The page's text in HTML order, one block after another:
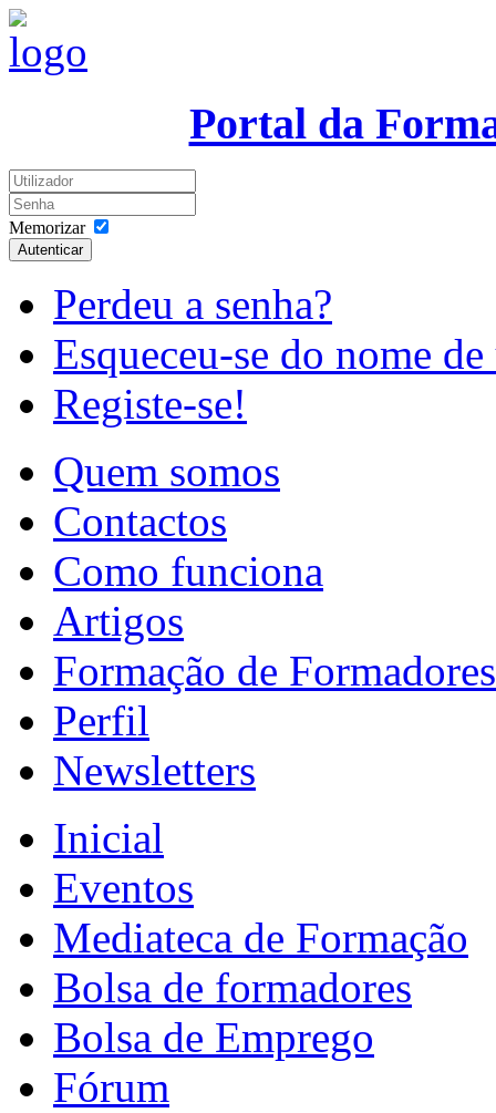
Portal da
Memorizar
Autenticar
Perdeu a senha?
Esqueceu-se do nome
Registe-se!
Quem somos
Contactos
Como funciona
Artigos
Formação de Formadores
Perfil
Newsletters
Inicial
Eventos
Mediateca de Formação
Bolsa de formadores
Bolsa de Emprego
Fórum